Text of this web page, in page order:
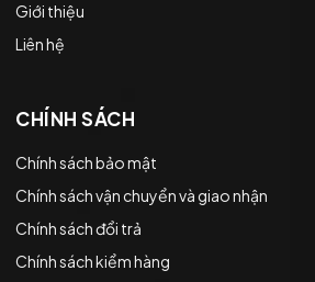
Giới thiệu
Liên hệ
CHÍNH SÁCH
Chính sách bảo mật
Chính sách vận chuyển và giao nhận
Chính sách đổi trả
Chính sách kiểm hàng